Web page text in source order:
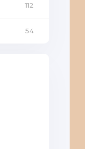
112
54